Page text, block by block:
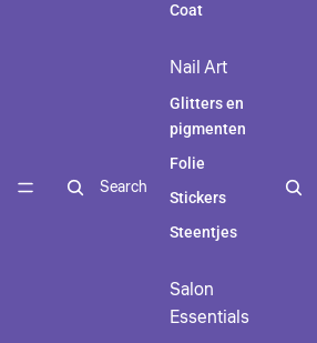
Search
Coat
Nail Art
Glitters en
pigmenten
Folie
Stickers
Steentjes
Salon
Essentials